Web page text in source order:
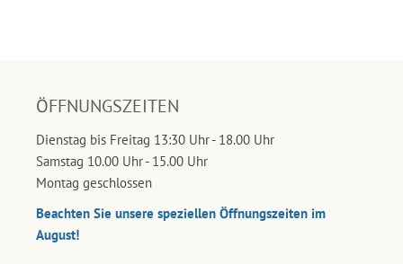
ÖFFNUNGSZEITEN
Dienstag bis Freitag 13:30 Uhr - 18.00 Uhr
Samstag 10.00 Uhr - 15.00 Uhr
Montag geschlossen
Beachten Sie unsere speziellen Öffnungszeiten im
August!